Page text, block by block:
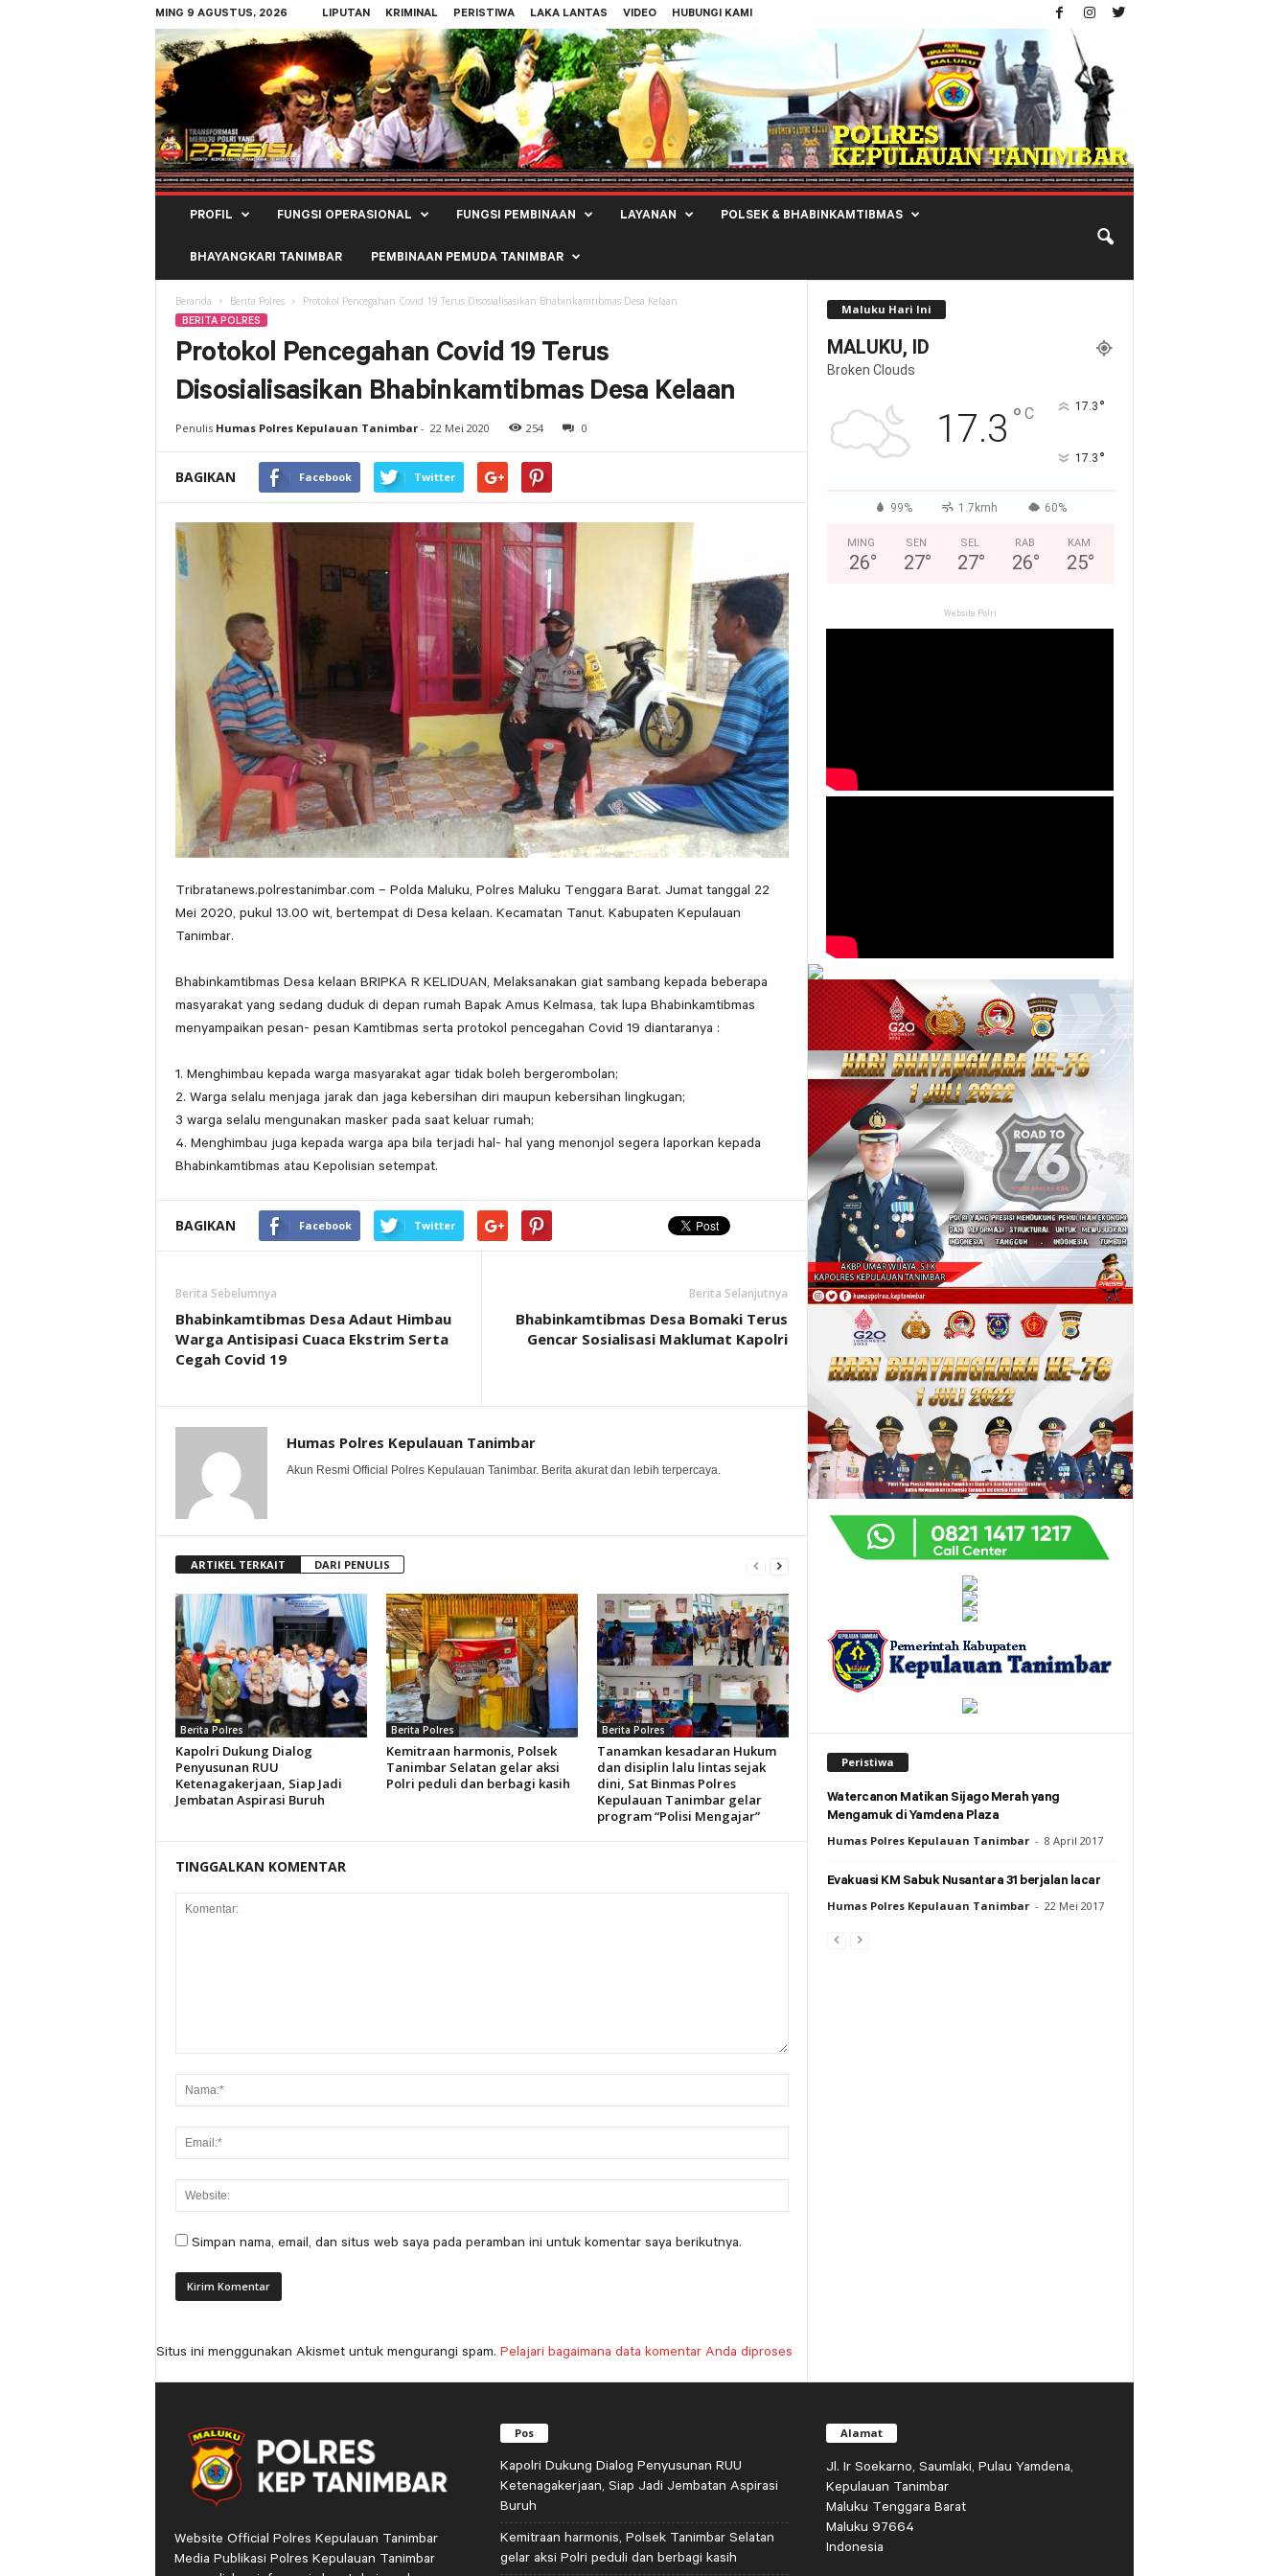
MING 9 AGUSTUS, 2026 LIPUTAN KRIMINAL PERISTIWA LAKA LANTAS VIDEO HUBUNGI KAMI
Polres
Kepulauan
PROFIL FUNGSI OPERASIONAL FUNGSI PEMBINAAN LAYANAN POLSEK & BHABINKAMTIBMAS
BHAYANGKARI TANIMBAR PEMBINAAN PEMUDA TANIMBAR
Beranda Berita Polres Protokol Pencegahan Covid 19 Terus Disosialisasikan Bhabinkamtibmas Desa Kelaan
BERITA POLRES
Protokol Pencegahan Covid 19 Terus
Disosialisasikan Bhabinkamtibmas Desa Kelaan
Penulis Humas Polres Kepulauan Tanimbar- 22 Mei 2020 254 0
BAGIKAN Facebook Twitter
Tribratanews.polrestanimbar.com – Polda Maluku, Polres Maluku Tenggara Barat. Jumat tanggal 22
Mei 2020, pukul 13.00 wit, bertempat di Desa kelaan. Kecamatan Tanut. Kabupaten Kepulauan
Tanimbar.
Bhabinkamtibmas Desa kelaan BRIPKA R KELIDUAN, Melaksanakan giat sambang kepada beberapa
masyarakat yang sedang duduk di depan rumah Bapak Amus Kelmasa, tak lupa Bhabinkamtibmas
menyampaikan pesan- pesan Kamtibmas serta protokol pencegahan Covid 19 diantaranya :
1. Menghimbau kepada warga masyarakat agar tidak boleh bergerombolan;
2. Warga selalu menjaga jarak dan jaga kebersihan diri maupun kebersihan lingkugan;
3 warga selalu mengunakan masker pada saat keluar rumah;
4. Menghimbau juga kepada warga apa bila terjadi hal- hal yang menonjol segera laporkan kepada
Bhabinkamtibmas atau Kepolisian setempat.
BAGIKAN Facebook Twitter
Berita Sebelumnya
Bhabinkamtibmas Desa Adaut Himbau
Warga Antisipasi Cuaca Ekstrim Serta
Cegah Covid 19
Berita Selanjutnya
Bhabinkamtibmas Desa Bomaki Terus
Gencar Sosialisasi Maklumat Kapolri
Humas Polres Kepulauan Tanimbar
Akun Resmi Official Polres Kepulauan Tanimbar. Berita akurat dan lebih terpercaya.
ARTIKEL TERKAIT DARI PENULIS
Berita Polres
Kapolri Dukung Dialog
Penyusunan RUU
Ketenagakerjaan, Siap Jadi
Jembatan Aspirasi Buruh
Berita Polres
Kemitraan harmonis, Polsek
Tanimbar Selatan gelar aksi
Polri peduli dan berbagi kasih
Berita Polres
Tanamkan kesadaran Hukum
dan disiplin lalu lintas sejak
dini, Sat Binmas Polres
Kepulauan Tanimbar gelar
program “Polisi Mengajar”
TINGGALKAN KOMENTAR
Simpan nama, email, dan situs web saya pada peramban ini untuk komentar saya berikutnya.
Situs ini menggunakan Akismet untuk mengurangi spam. Pelajari bagaimana data komentar Anda diproses
Maluku Hari Ini
MALUKU, ID
Broken Clouds
17.3 ° C 17.3 °
17.3 °
99% 1.7kmh 60%
MING
26°
SEN
27°
SEL
27°
RAB
26°
KAM
25°
Website Polri
Peristiwa
Watercanon Matikan Sijago Merah yang
Mengamuk di Yamdena Plaza
Humas Polres Kepulauan Tanimbar - 8 April 2017
Evakuasi KM Sabuk Nusantara 31 berjalan lacar
Humas Polres Kepulauan Tanimbar - 22 Mei 2017
Website Official Polres Kepulauan Tanimbar
Media Publikasi Polres Kepulauan Tanimbar
Pos
Kapolri Dukung Dialog Penyusunan RUU
Ketenagakerjaan, Siap Jadi Jembatan Aspirasi
Buruh
Kemitraan harmonis, Polsek Tanimbar Selatan
gelar aksi Polri peduli dan berbagi kasih
Alamat
Jl. Ir Soekarno, Saumlaki, Pulau Yamdena,
Kepulauan Tanimbar
Maluku Tenggara Barat
Maluku 97664
Indonesia